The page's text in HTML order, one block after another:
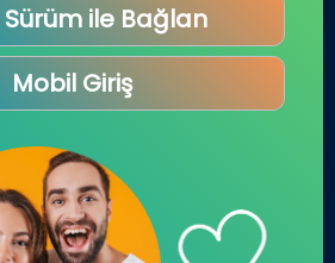
Sürüm ile Bağlan
Mobil Giriş